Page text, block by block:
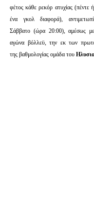
φέτος κάθε ρεκόρ ατυχίας (πέντε
ένα γκολ διαφορά),
Σάββατο (ώρα 20:00), αμέσως
αγώνα βόλλεϋ, την εκ των
της βαθμολογίας ομάδα του